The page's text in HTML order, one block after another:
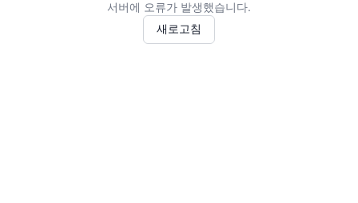
서버에 오류가 발생했습니다.
새로고침